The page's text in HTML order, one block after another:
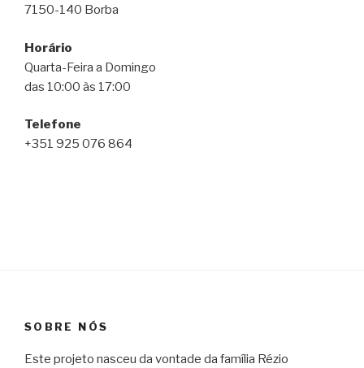
7150-140 Borba
Horário
Quarta-Feira a Domingo
das 10:00 às 17:00
Telefone
+351 925 076 864
SOBRE NÓS
Este projeto nasceu da vontade da família Rézio